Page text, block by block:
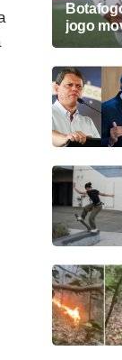
jogo